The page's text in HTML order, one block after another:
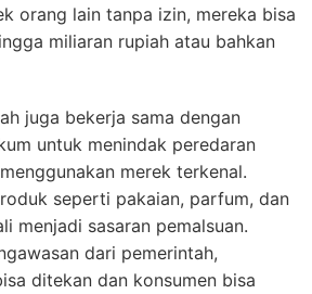
orang lain tanpa izin, mereka bisa
miliaran rupiah atau bahkan
juga bekerja sama dengan
untuk menindak peredaran
merek terkenal.
seperti pakaian, parfum, dan
menjadi sasaran pemalsuan.
dari pemerintah,
ditekan dan konsumen bisa